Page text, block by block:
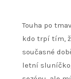
Touha po
kdo trpí tím,
současné
letní